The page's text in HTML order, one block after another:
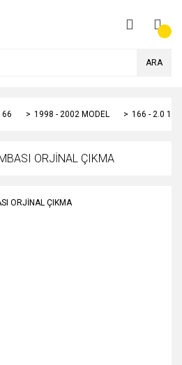
ARA
1998 - 2002 MODEL 166 - 2.0
ORJİNAL ÇIKMA